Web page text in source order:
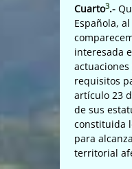
Cuarto3.-
Española,
interesada
requisitos
artículo 23
de sus
constituida
para
territorial